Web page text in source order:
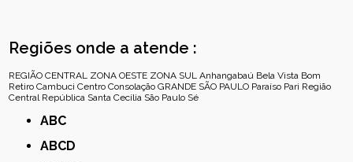
Regiões onde a atende :
REGIÃO CENTRAL ZONA OESTE ZONA SUL Anhangabaú Bela Vista Bom
Retiro Cambuci Centro Consolação GRANDE SÃO PAULO Paraíso Pari Região
Central República Santa Cecília São Paulo Sé
ABC
ABCD